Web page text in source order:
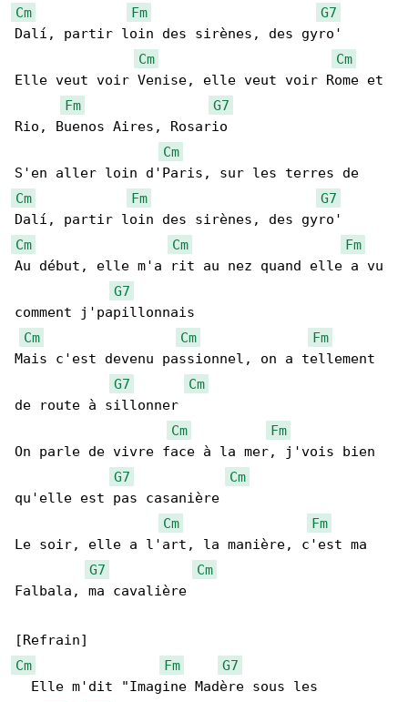
Cm
Fm
G7
Dalí, partir loin des sirènes, des gyro'
Cm
Cm
Elle veut voir Venise, elle veut voir Rome et
Fm
G7
Rio, Buenos Aires, Rosario
Cm
Cm
Fm
G7
Cm
Cm
Fm
Au début, elle m'a rit au nez quand elle a vu
G7
comment j'papillonnais
Cm
Cm
Fm
Mais c'est devenu passionnel, on a tellement
G7
Cm
de route à sillonner
Cm
Fm
On parle de vivre face à la mer, j'vois bien
G7
Cm
qu'elle est pas casanière
Cm
Fm
Le soir, elle a l'art, la manière, c'est ma
G7
Cm
Falbala, ma cavalière
Cm
Fm
G7
  Elle m'dit "Imagine Madère sous les